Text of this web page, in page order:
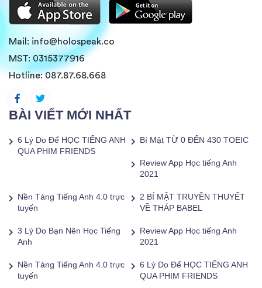
Mail: info@holospeak.co
MST: 0315377916
Hotline:087.87.68.668
BÀI VIẾT MỚI NHẤT
6 Lý Do Để HỌC TIẾNG ANH
QUA PHIM FRIENDS
Bí Mật TỪ 0 ĐẾN 430 TOEIC
Review App Học tiếng Anh
2021
Nền Tảng Tiếng Anh 4.0 trực
tuyến
2 BÍ MẬT TRUYỀN THUYẾT
VỀ THÁP BABEL
3 Lý Do Bạn Nên Học Tiếng
Anh
Review App Học tiếng Anh
2021
Nền Tảng Tiếng Anh 4.0 trực
tuyến
6 Lý Do Để HỌC TIẾNG ANH
QUA PHIM FRIENDS